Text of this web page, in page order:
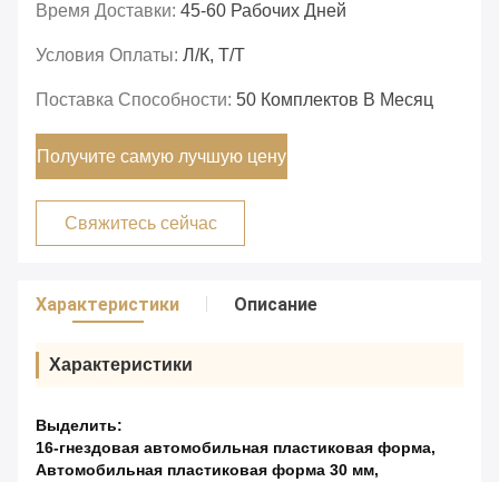
Время Доставки: 45-60 Рабочих Дней
Условия Оплаты: Л/К, Т/Т
Поставка Способности: 50 Комплектов В Месяц
Получите самую лучшую цену
Свяжитесь сейчас
Характеристики Описание
Характеристики
Выделить:
16-гнездовая автомобильная пластиковая форма,
Автомобильная пластиковая форма 30 мм,